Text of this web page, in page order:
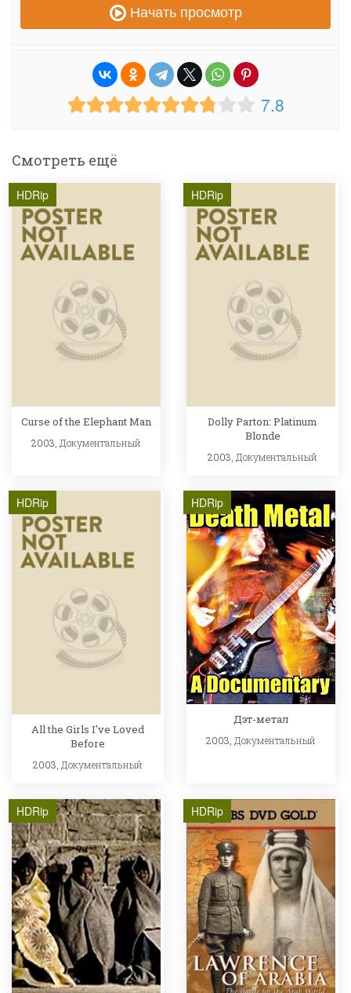
Начать просмотр
7.8
Смотреть ещё
HDRip
Curse of the Elephant Man
2003, Документальный
HDRip
Dolly Parton: Platinum
Blonde
2003, Документальный
HDRip
All the Girls I've Loved
Before
2003, Документальный
HDRip
Дэт-метал
2003, Документальный
HDRip HDRip